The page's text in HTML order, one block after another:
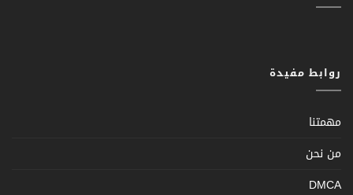
روابط مفيدة
مهمتنا
من نحن
DMCA